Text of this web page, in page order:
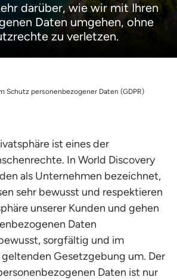
darüber, wie wir mit Ihren
Daten umgehen, ohne
zu verletzen.
Schutz personenbezogener Daten (GDPR)
ist eines der
In World Discovery
als Unternehmen bezeichnet,
sehr bewusst und respektieren
unserer Kunden und gehen
Daten
sorgfältig und im
Gesetzgebung um. Der
Daten ist nur